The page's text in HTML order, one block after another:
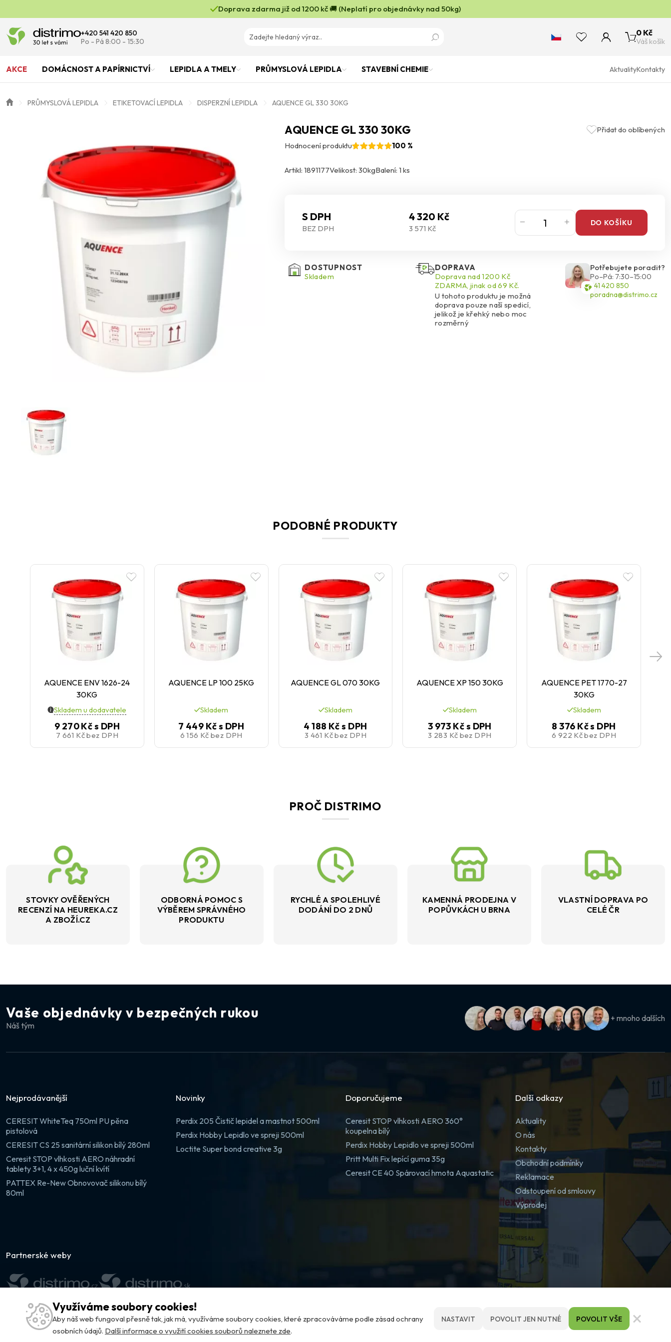
Doprava zdarma již od 1200 kč 🚚 (Neplatí pro objednávky nad 50kg)
+420 541 420 850
Po - Pá 8:00 - 15:30
0 Kč
Váš košík
AKCE DOMÁCNOST A PAPÍRNICTVÍ LEPIDLA A TMELY PRŮMYSLOVÁ LEPIDLA STAVEBNÍ CHEMIE AktualityKontakty
PRŮMYSLOVÁ LEPIDLA ETIKETOVACÍ LEPIDLA DISPERZNÍ LEPIDLA AQUENCE GL 330 30KG
AQUENCE GL 330 30KG
Přidat do oblíbených
Hodnocení produktu
100 %
Artikl: 1891177Velikost: 30kgBalení: 1 ks
S DPH 4 320 Kč
BEZ DPH 3 571 Kč
DO KOŠÍKU
DOSTUPNOST
Skladem
DOPRAVA
Doprava nad 1200 Kč
ZDARMA, jinak od 69 Kč.
U tohoto produktu je možná
doprava pouze naší spedicí,
jelikož je křehký nebo moc
rozměrný
Potřebujete poradit?
Po–Pá: 7:30–15:00
541 420 850
poradna@distrimo.cz
PODOBNÉ PRODUKTY
AQUENCE ENV 1626-24
30KG
Skladem u dodavatele
9 270 Kčs DPH
7 661 Kčbez DPH
AQUENCE LP 100 25KG
Skladem
7 449 Kčs DPH
6 156 Kčbez DPH
AQUENCE GL 070 30KG
Skladem
4 188 Kčs DPH
3 461 Kčbez DPH
AQUENCE XP 150 30KG
Skladem
3 973 Kčs DPH
3 283 Kč bez DPH
AQUENCE PET 1770-27
30KG
Skladem
8 376 Kčs DPH
6 922 Kčbez DPH
PROČ DISTRIMO
STOVKY OVĚŘENÝCH
RECENZÍ NA HEUREKA.CZ
A ZBOŽÍ.CZ
ODBORNÁ POMOC S
VÝBĚREM SPRÁVNÉHO
PRODUKTU
RYCHLÉ A SPOLEHLIVÉ
DODÁNÍ DO 2 DNŮ
KAMENNÁ PRODEJNA V
POPŮVKÁCH U BRNA
VLASTNÍ DOPRAVA PO
CELÉ ČR
Vaše objednávky v bezpečných rukou
Náš tým
+ mnoho dalších
Nejprodávanější
CERESIT WhiteTeq 750ml PU pěna
pistolová
CERESIT CS 25 sanitární silikon bílý 280ml
Ceresit STOP vlhkosti AERO náhradní
tablety 3+1, 4 x 450g luční kvítí
PATTEX Re-New Obnovovač silikonu bílý
80ml
Novinky
Perdix 205 Čistič lepidel a mastnot 500ml
Perdix Hobby Lepidlo ve spreji 500ml
Loctite Super bond creative 3g
Doporučujeme
Ceresit STOP vlhkosti AERO 360°
koupelna bílý
Perdix Hobby Lepidlo ve spreji 500ml
Pritt Multi Fix lepící guma 35g
Ceresit CE 40 Spárovací hmota Aquastatic
Další odkazy
Aktuality
O nás
Kontakty
Obchodní podmínky
Reklamace
Odstoupení od smlouvy
Výprodej
Partnerské weby
© DISTRIMO.CZ 2026
Využíváme soubory cookies!
Aby náš web fungoval přesně tak, jak má, využíváme soubory cookies, které zpracováváme podle zásad ochrany
osobních údajů. Další informace o využití cookies souborů naleznete zde.
NASTAVIT POVOLIT JEN NUTNÉ POVOLIT VŠE